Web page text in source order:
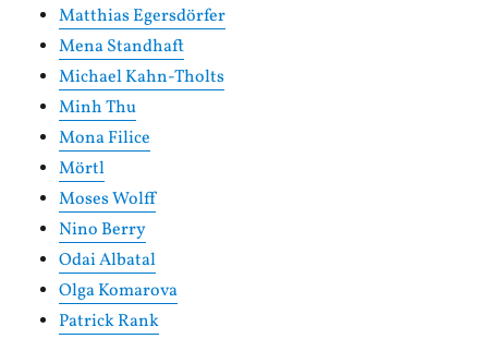
Matthias Egersdörfer
Mena Standhaft
Michael Kahn-Tholts
Minh Thu
Mona Filice
Mörtl
Moses Wolff
Nino Berry
Odai Albatal
Olga Komarova
Patrick Rank